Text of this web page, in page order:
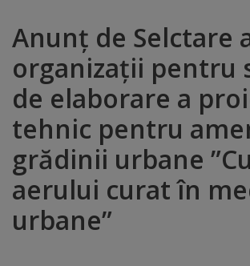
brand
Orașe
înfrățite
Distincții
Cetățeni
de
onoare
Anunț de Selctare
organizații pentru
de elaborare a
tehnic pentru
grădinii urbane
aerului curat în
urbane”